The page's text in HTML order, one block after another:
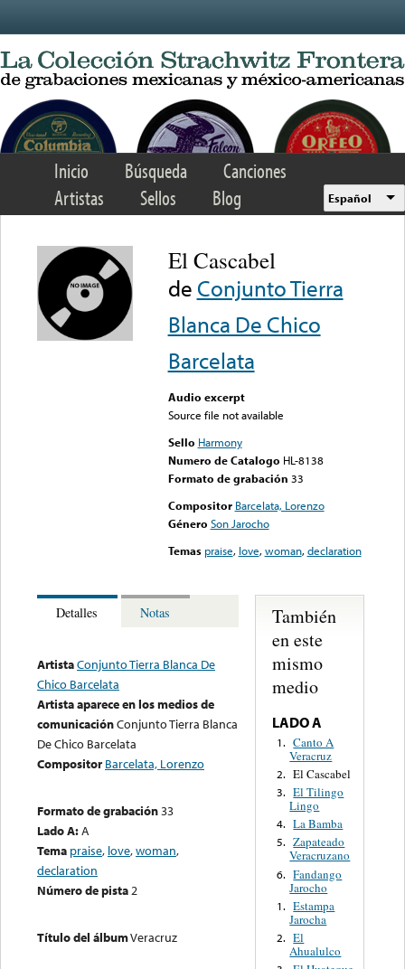
Inicio Búsqueda
Canciones
Artistas
Sellos Blog Español
El Cascabel
de Conjunto Tierra
Blanca De Chico
Barcelata
Audio excerpt
Source file not available
Sello Harmony
Numero de Catalogo HL-8138
Formato de grabación 33
Compositor Barcelata, Lorenzo
Género Son Jarocho
Temas praise, love,woman,declaration
Detalles Notas
ArtistaConjunto Tierra Blanca De
Chico Barcelata
Artista aparece en los medios de
comunicaciónConjunto Tierra Blanca
De Chico Barcelata
Compositor Barcelata, Lorenzo
Formato de grabación33
Lado A:A
Tema praise, love,woman,
declaration
Número de pista2
Título del álbumVeracruz
También
en este
mismo
medio
LADO A
1. Canto A
Veracruz
2. El Cascabel
3. El Tilingo
Lingo
4. La Bamba
5. Zapateado
Veracruzano
6. Fandango
Jarocho
1. Estampa
Jarocha
2. El
Ahualulco